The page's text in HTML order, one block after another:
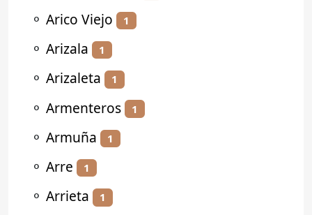
⚬ Arico Viejo 1
⚬ Arizala 1
⚬ Arizaleta 1
⚬ Armenteros 1
⚬ Armuña 1
⚬ Arre 1
⚬ Arrieta 1